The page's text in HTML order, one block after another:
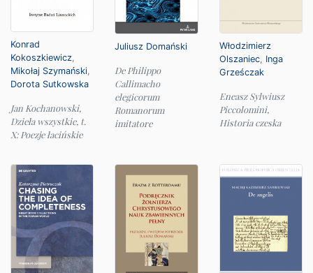
Konrad
Kokoszkiewicz,
Mikołaj Szymański,
Dorota Sutkowska
Jan Kochanowski,
Dzieła wszystkie, t.
X: Poezje łacińskie
Juliusz Domański
De Philippo
Callimacho
elegicorum
Romanorum
imitatore
Włodzimierz
Olszaniec, Inga
Grześczak
Eneasz Sylwiusz
Piccolomini,
Historia czeska